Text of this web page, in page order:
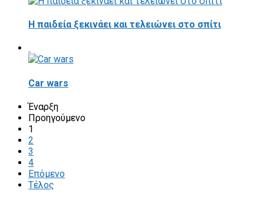
Η παιδεία ξεκινάει και τελειώνει στο σπίτι
Car wars
Έναρξη
Προηγούμενο
1
2
3
4
Επόμενο
Τέλος